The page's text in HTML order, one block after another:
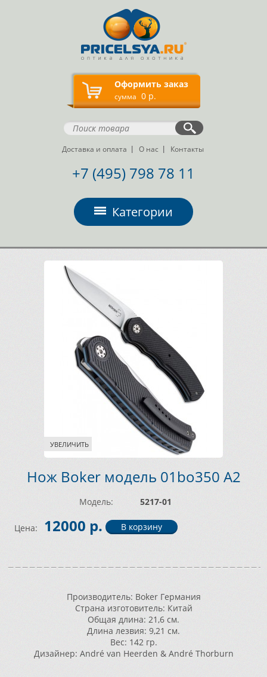
Оформить заказ
сумма 0 р.
Доставка и оплата О нас Контакты
+7 (495) 798 78 11
Категории
УВЕЛИЧИТЬ
Нож Boker модель 01bo350 A2
Модель: 5217-01
Цена: 12000 р.
Производитель: Boker Германия
Страна изготовитель: Китай
Общая длина: 21,6 см.
Длина лезвия: 9,21 см.
Вес: 142 гр.
Дизайнер: André van Heerden & André Thorburn